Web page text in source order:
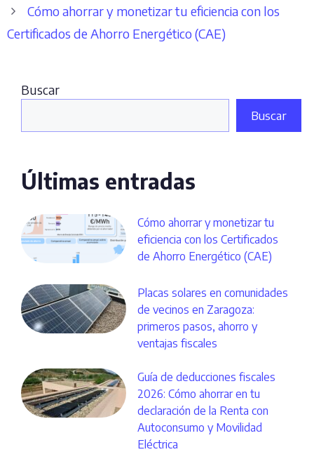
Cómo ahorrar y monetizar tu eficiencia con los
Certificados de Ahorro Energético (CAE)
Buscar
Buscar
Últimas entradas
Cómo ahorrar y monetizar tu
eficiencia con los Certificados
de Ahorro Energético (CAE)
Placas solares en comunidades
de vecinos en Zaragoza:
primeros pasos, ahorro y
ventajas fiscales
Guía de deducciones fiscales
2026: Cómo ahorrar en tu
declaración de la Renta con
Autoconsumo y Movilidad
Eléctrica